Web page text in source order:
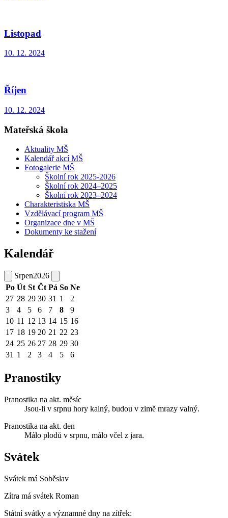
Listopad
10. 12. 2024
Říjen
10. 12. 2024
Mateřská škola
Aktuality MŠ
Kalendář akcí MŠ
Fotogalerie MŠ
Školní rok 2025-2026
Školní rok 2024–2025
Školní rok 2023–2024
Charakteristiska MŠ
Vzdělávací program MŠ
Organizace dne v MŠ
Dokumenty ke stažení
Kalendář
Srpen2026
Po Út St Čt Pá So Ne
27 28 29 30 31 1
2
3
4 5 6 7 8
9
10 11 12 13 14 15 16
17 18 19 20 21 22 23
24 25 26 27 28 29 30
31 1 2 3 4 5 6
Pranostiky
Pranostika na akt. měsíc
Jsou-li v srpnu hory kalný, budou v zimě mrazy valný.
Pranostika na akt. den
Málo plodů v srpnu, málo včel z jara.
Svátek
Svátek má Soběslav
Zítra má svátek Roman
Státní svátky a významné dny na zítřek: